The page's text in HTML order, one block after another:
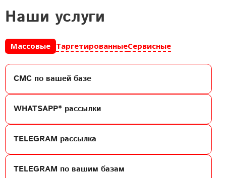
наши услуги
Массовые ТаргетированныеСервисные
СМС по вашей базе
WHATSAPP* рассылки
TELEGRAM рассылка
TELEGRAM по вашим базам